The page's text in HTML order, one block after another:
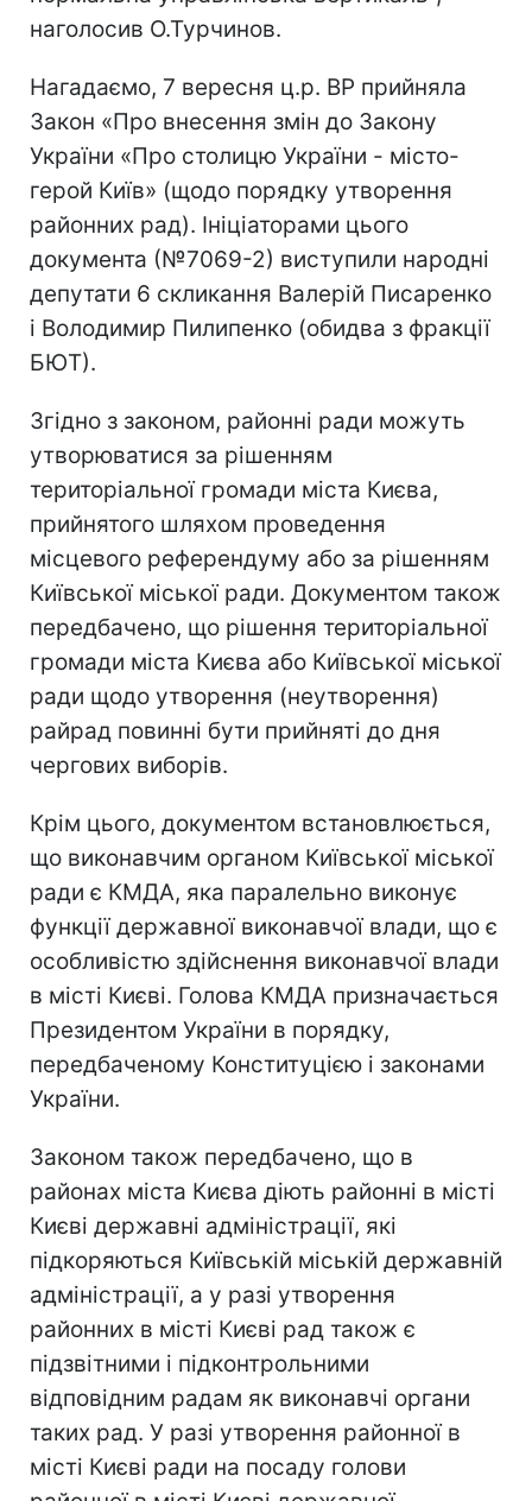
наголосив О.Турчинов.
Нагадаємо, 7 вересня ц.р. ВР прийняла
Закон «Про внесення змін до Закону
України «Про столицю України - місто-
герой Київ» (щодо порядку утворення
районних рад). Ініціаторами цього
документа (№7069-2) виступили народні
депутати 6 скликання Валерій Писаренко
і Володимир Пилипенко (обидва з фракції
БЮТ).
Згідно з законом, районні ради можуть
утворюватися за рішенням
територіальної громади міста Києва,
прийнятого шляхом проведення
місцевого референдуму або за рішенням
Київської міської ради. Документом також
передбачено, що рішення територіальної
громади міста Києва або Київської міської
ради щодо утворення (неутворення)
райрад повинні бути прийняті до дня
чергових виборів.
Крім цього, документом встановлюється,
що виконавчим органом Київської міської
ради є КМДА, яка паралельно виконує
функції державної виконавчої влади, що є
особливістю здійснення виконавчої влади
в місті Києві. Голова КМДА призначається
Президентом України в порядку,
передбаченому Конституцією і законами
України.
Законом також передбачено, що в
районах міста Києва діють районні в місті
Києві державні адміністрації, які
підкоряються Київській міській державній
адміністрації, а у разі утворення
районних в місті Києві рад також є
підзвітними і підконтрольними
відповідним радам як виконавчі органи
таких рад. У разі утворення районної в
місті Києві ради на посаду голови